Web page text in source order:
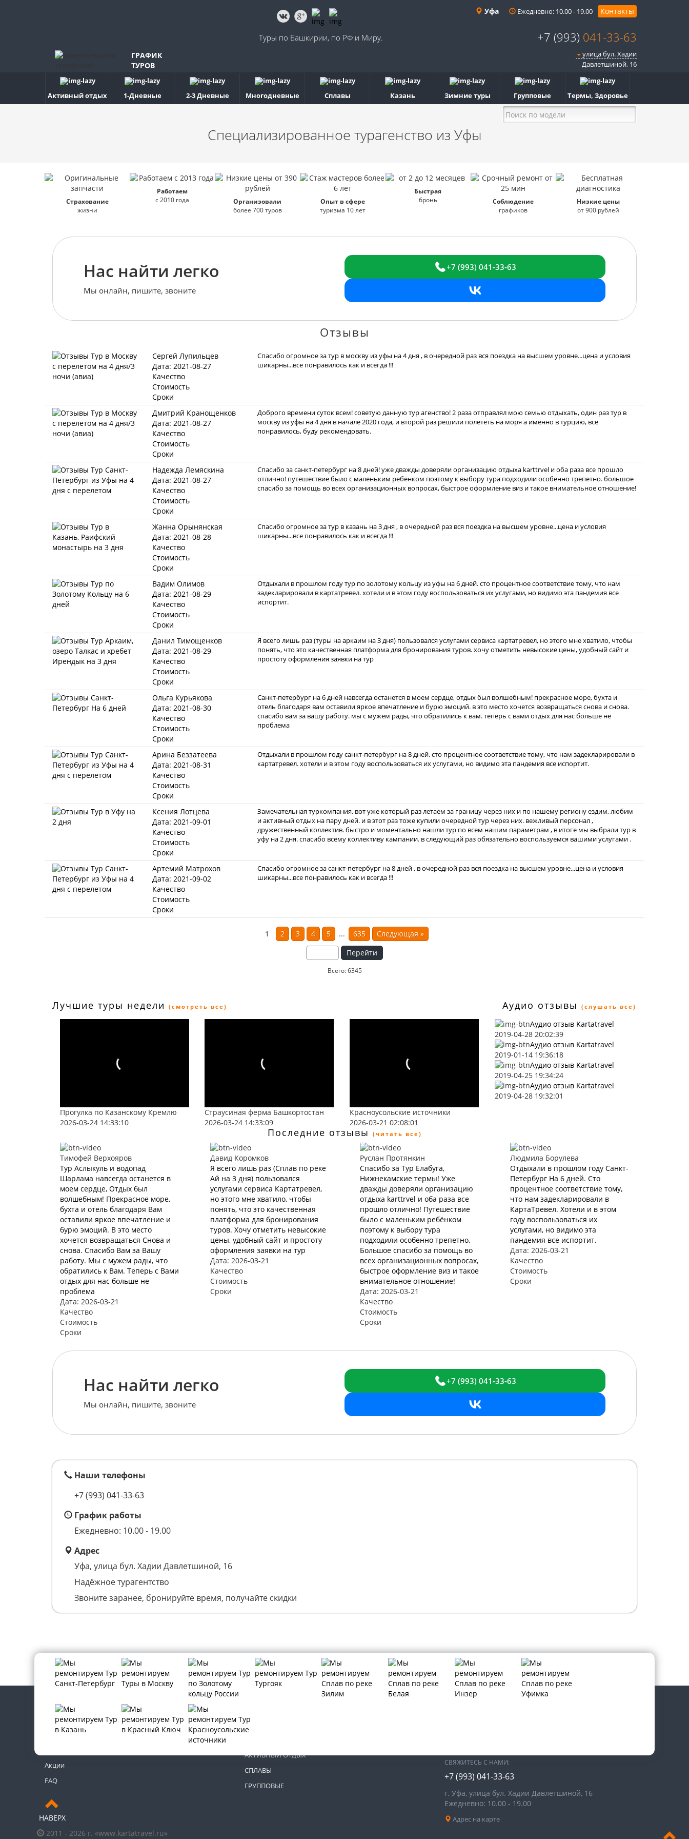
Уфа Ежедневно: 10.00 - 19.00 Контакты
Туры по Башкирии, по РФ и Миру. +7 (993) 041-33-63
ГРАФИК
ТУРОВ
улица бул. Хадии
Давлетшиной, 16
Активный отдых 1-Дневные 2-3 Дневные Многодневные Сплавы Казань Зимние туры Групповые Термы, Здоровье
Специализированное турагенство из Уфы
Страхование
жизни
Работаем
с 2010 года
Организовали
более 700 туров
Опыт в сфере
туризма 10 лет
Быстрая
бронь
Соблюдение
графиков
Низкие цены
от 900 рублей
Нас найти легко
Мы онлайн, пишите, звоните
+7 (993) 041-33-63
Отзывы
Сергей Лупильцев
Дата: 2021-08-27
Качество
Стоимость
Сроки
Спасибо огромное за тур в москву из уфы на 4 дня , в очередной раз вся поездка на высшем уровне...цена и условия
шикарны...все понравилось как и всегда !!!
Дмитрий Кранощенков
Дата: 2021-08-27
Качество
Стоимость
Сроки
Доброго времени суток всем! советую данную тур агенство! 2 раза отправлял мою семью отдыхать, один раз тур в
москву из уфы на 4 дня в начале 2020 года, и второй раз решили полететь на моря а именно в турцию, все
понравилось, буду рекомендовать.
Надежда Лемяскина
Дата: 2021-08-27
Качество
Стоимость
Сроки
Спасибо за санкт-петербург на 8 дней! уже дважды доверяли организацию отдыха karttrvel и оба раза все прошло
отлично! путешествие было с маленьким ребёнком поэтому к выбору тура подходили особенно трепетно. большое
спасибо за помощь во всех организационных вопросах, быстрое оформление виз и такое внимательное отношение!
Жанна Орынянская
Дата: 2021-08-28
Качество
Стоимость
Сроки
Спасибо огромное за тур в казань на 3 дня , в очередной раз вся поездка на высшем уровне...цена и условия
шикарны...все понравилось как и всегда !!!
Вадим Олимов
Дата: 2021-08-29
Качество
Стоимость
Сроки
Отдыхали в прошлом году тур по золотому кольцу из уфы на 6 дней. сто процентное соответствие тому, что нам
задекларировали в картатревел. хотели и в этом году воспользоваться их услугами, но видимо эта пандемия все
испортит.
Данил Тимощенков
Дата: 2021-08-29
Качество
Стоимость
Сроки
Я всего лишь раз (туры на аркаим на 3 дня) пользовался услугами сервиса картатревел, но этого мне хватило, чтобы
понять, что это качественная платформа для бронирования туров. хочу отметить невысокие цены, удобный сайт и
простоту оформления заявки на тур
Ольга Курьякова
Дата: 2021-08-30
Качество
Стоимость
Сроки
Санкт-петербург на 6 дней навсегда останется в моем сердце, отдых был волшебным! прекрасное море, бухта и
отель благодаря вам оставили яркое впечатление и бурю эмоций. в это место хочется возвращаться снова и снова.
спасибо вам за вашу работу. мы с мужем рады, что обратились к вам. теперь с вами отдых для нас больше не
проблема
Арина Беззатеева
Дата: 2021-08-31
Качество
Стоимость
Сроки
Отдыхали в прошлом году санкт-петербург на 8 дней. сто процентное соответствие тому, что нам задекларировали в
картатревел. хотели и в этом году воспользоваться их услугами, но видимо эта пандемия все испортит.
Ксения Лотцева
Дата: 2021-09-01
Качество
Стоимость
Сроки
Замечательная туркомпания. вот уже который раз летаем за границу через них и по нашему региону ездим, любим
и активный отдых на пару дней. и в этот раз тоже купили очередной тур через них. вежливый персонал ,
дружественный коллектив. быстро и моментально нашли тур по всем нашим параметрам , в итоге мы выбрали тур в
уфу на 2 дня. спасибо всему коллективу кампании. в следующий раз обязательно воспользуемся вашими услугами .
Артемий Матрохов
Дата: 2021-09-02
Качество
Стоимость
Сроки
Спасибо огромное за санкт-петербург на 8 дней , в очередной раз вся поездка на высшем уровне...цена и условия
шикарны...все понравилось как и всегда !!!
1 2 3 4 5 ... 635 Следующая »
Перейти
Всего: 6345
Лучшие туры недели (смотреть все) Аудио отзывы (слушать все)
Прогулка по Казанскому Кремлю
2026-03-24 14:33:10
Страусиная ферма Башкортостан
2026-03-24 14:33:09
Красноусольские источники
2026-03-21 02:08:01
Аудио отзыв Kartatravel
2019-04-28 20:02:39
Аудио отзыв Kartatravel
2019-01-14 19:36:18
Аудио отзыв Kartatravel
2019-04-25 19:34:24
Аудио отзыв Kartatravel
2019-04-28 19:32:01
Последние отзывы (читать все)
Тимофей Верхояров
Тур Аслыкуль и водопад
Шарлама навсегда останется в
моем сердце, Отдых был
волшебным! Прекрасное море,
бухта и отель благодаря Вам
оставили яркое впечатление и
бурю эмоций. В это место
хочется возвращаться Снова и
снова. Спасибо Вам за Вашу
работу. Мы с мужем рады, что
обратились к Вам. Теперь с Вами
отдых для нас больше не
проблема
Дата: 2026-03-21
Качество
Стоимость
Сроки
Давид Коромков
Я всего лишь раз (Сплав по реке
Ай на 3 дня) пользовался
услугами сервиса Картатревел,
но этого мне хватило, чтобы
понять, что это качественная
платформа для бронирования
туров. Хочу отметить невысокие
цены, удобный сайт и простоту
оформления заявки на тур
Дата: 2026-03-21
Качество
Стоимость
Сроки
Руслан Протянкин
Спасибо за Тур Елабуга,
Нижнекамские термы! Уже
дважды доверяли организацию
отдыха karttrvel и оба раза все
прошло отлично! Путешествие
было с маленьким ребёнком
поэтому к выбору тура
подходили особенно трепетно.
Большое спасибо за помощь во
всех организационных вопросах,
быстрое оформление виз и такое
внимательное отношение!
Дата: 2026-03-21
Качество
Стоимость
Сроки
Людмила Борулева
Отдыхали в прошлом году Санкт-
Петербург На 6 дней. Сто
процентное соответствие тому,
что нам задекларировали в
КартаТревел. Хотели и в этом
году воспользоваться их
услугами, но видимо эта
пандемия все испортит.
Дата: 2026-03-21
Качество
Стоимость
Сроки
Нас найти легко
Мы онлайн, пишите, звоните
+7 (993) 041-33-63
Наши телефоны
+7 (993) 041-33-63
График работы
Ежедневно: 10.00 - 19.00
Адрес
Уфа, улица бул. Хадии Давлетшиной, 16
Надёжное турагентство
Звоните заранее, бронируйте время, получайте скидки
Контакты
Акции
FAQ
НАВЕРХ
2011 - 2026 г. «www.kartatravel.ru»
ТУРЫ КАЗАНЬ
АКТИВНЫЙ ОТДЫХ
СПЛАВЫ
ГРУППОВЫЕ
СВЯЖИТЕСЬ С НАМИ:
+7 (993) 041-33-63
г. Уфа, улица бул. Хадии Давлетшиной, 16
Ежедневно: 10.00 - 19.00
Адрес на карте